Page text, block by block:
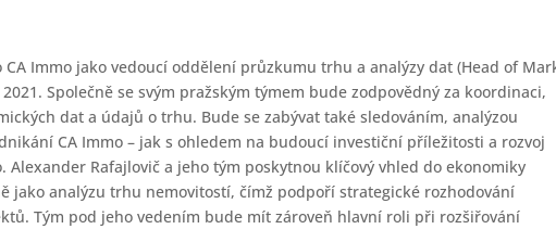
Immo jako vedoucí oddělení průzkumu trhu a analýzy dat (Head of
Společně se svým pražským týmem bude zodpovědný za koordinaci,
dat a údajů o trhu. Bude se zabývat také sledováním, analýzou
CA Immo – jak s ohledem na budoucí investiční příležitosti a rozvoj
Rafajlovič a jeho tým poskytnou klíčový vhled do ekonomiky
jako analýzu trhu nemovitostí, čímž podpoří strategické rozhodování
Tým pod jeho vedením bude mít zároveň hlavní roli při rozšiřování